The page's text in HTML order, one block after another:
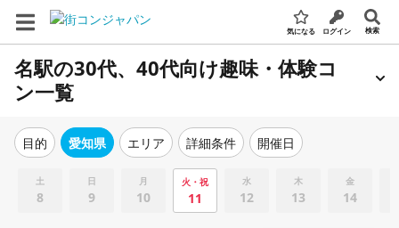
気になる ログイン 検索
名駅の30代、40代向け趣味・体験コ
ン一覧
目的 愛知県 エリア 詳細条件 開催日
土
8
日
9
月
10
火・祝
11
水
12
木
13
金
14